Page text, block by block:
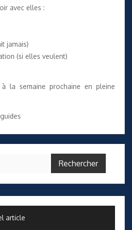
avec elles :
jamais)
(si elles veulent)
la semaine prochaine en pleine
article